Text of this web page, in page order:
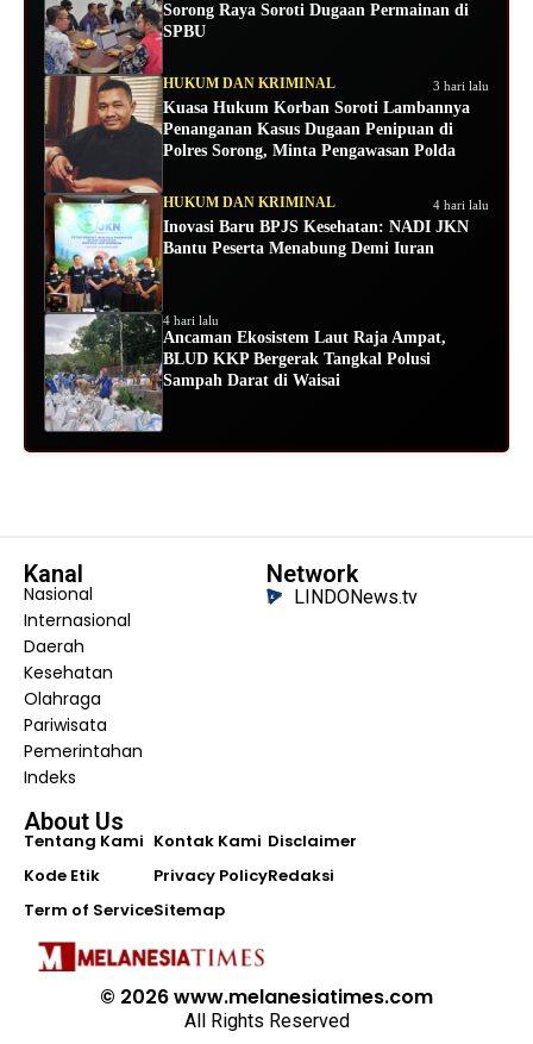
Sorong Raya Soroti Dugaan Permainan di
SPBU
HUKUM DAN KRIMINAL 3 hari lalu
Kuasa Hukum Korban Soroti Lambannya
Penanganan Kasus Dugaan Penipuan di
Polres Sorong, Minta Pengawasan Polda
HUKUM DAN KRIMINAL 4 hari lalu
Inovasi Baru BPJS Kesehatan: NADI JKN
Bantu Peserta Menabung Demi Iuran
4 hari lalu
Ancaman Ekosistem Laut Raja Ampat,
BLUD KKP Bergerak Tangkal Polusi
Sampah Darat di Waisai
© 2026 www.melanesiatimes.com
All Rights Reserved
Kanal
Nasional
Internasional
Daerah
Kesehatan
Olahraga
Pariwisata
Pemerintahan
Indeks
Network
LINDONews.tv
About Us
Tentang Kami
Kode Etik
Term of Service
Kontak Kami
Privacy Policy
Sitemap
Disclaimer
Redaksi